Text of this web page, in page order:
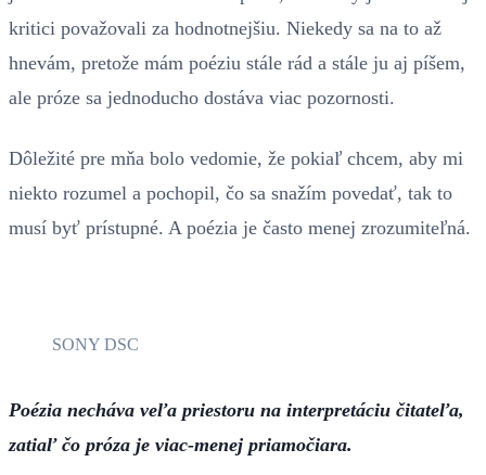
kritici považovali za hodnotnejšiu. Niekedy sa na to až
hnevám, pretože mám poéziu stále rád a stále ju aj píšem,
ale próze sa jednoducho dostáva viac pozornosti.
Dôležité pre mňa bolo vedomie, že pokiaľ chcem, aby mi
niekto rozumel a pochopil, čo sa snažím povedať, tak to
musí byť prístupné. A poézia je často menej zrozumiteľná.
SONY DSC
Poézia necháva veľa priestoru na interpretáciu čitateľa,
zatiaľ čo próza je viac-menej priamočiara.